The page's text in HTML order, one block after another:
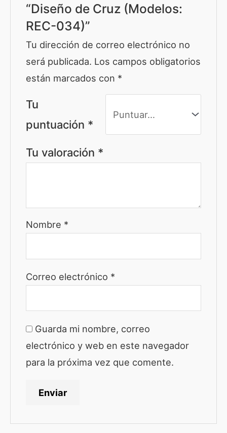
“Diseño de Cruz (Modelos:
REC-034)”
Tu dirección de correo electrónico no
será publicada. Los campos obligatorios
están marcados con *
Tu
puntuación *
Tu valoración *
Nombre *
Correo electrónico *
Guarda mi nombre, correo
electrónico y web en este navegador
para la próxima vez que comente.